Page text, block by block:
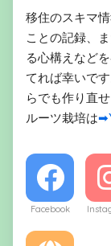
移住のスキマ
ことの記録、
る心構えなど
てれば幸いで
らでも作り直
ルーツ栽培は
Facebook